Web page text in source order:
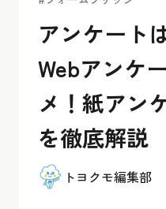
アンケート
Webアンケ
メ！紙アン
を徹底解説
トヨクモ編集部